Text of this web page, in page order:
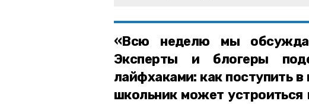
«Всю неделю мы
Эксперты и блогеры
лайфхаками: как поступить
школьник может устроиться